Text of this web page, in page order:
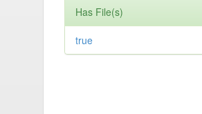
Has File(s)
true